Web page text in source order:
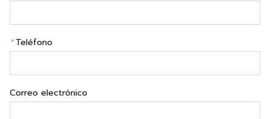
* Teléfono
Correo electrónico